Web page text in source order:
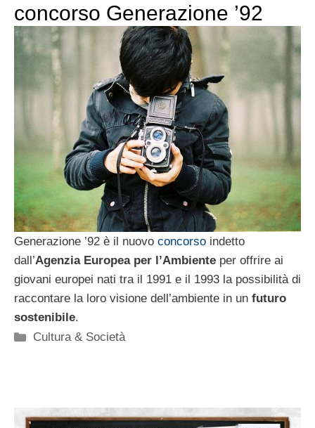
concorso Generazione ’92
Generazione ’92 è il nuovo concorso indetto
dall’Agenzia Europea per l’Ambiente per offrire ai
giovani europei nati tra il 1991 e il 1993 la possibilità di
raccontare la loro visione dell’ambiente in un futuro
sostenibile.
Categorie
Cultura & Società